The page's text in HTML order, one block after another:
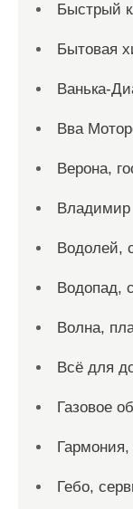
Быстрый
Бытовая
Ванька-
Вва
Верона,
Владимир
Водолей,
Водопад,
Волна,
Всё для
Газовое
Гармония,
Гебо,